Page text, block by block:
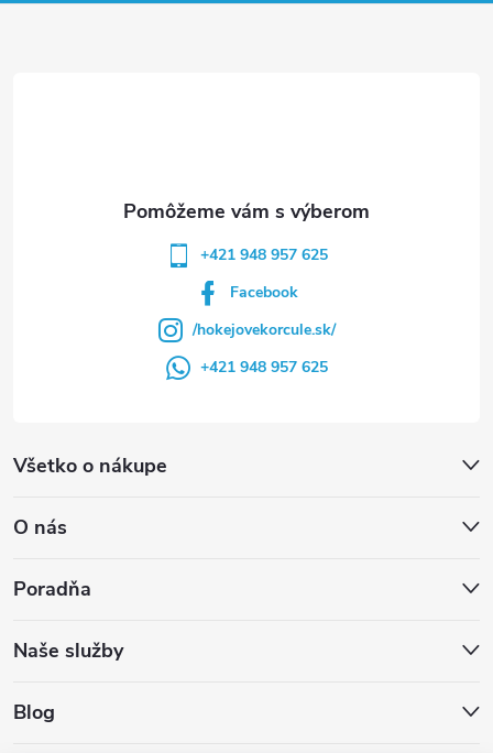
Všetko o nákupe
O nás
Poradňa
Naše služby
Blog
+421 948 957 625
Facebook
/hokejovekorcule.sk/
+421 948 957 625